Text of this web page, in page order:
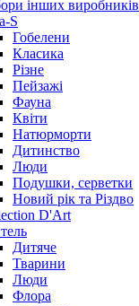
інших виробників
S
Гобелени
Класика
Різне
Пейзажі
Фауна
Квіти
Натюрморти
Дитинство
Люди
Подушки, серветки
Новий рік та Різдво
D'Art
Дитяче
Тварини
Люди
Флора